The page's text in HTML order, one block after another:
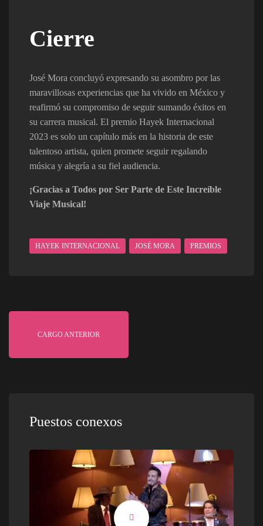
Cierre
José Mora concluyó expresando su asombro por las
maravillosas experiencias que ha vivido en México y
reafirmó su compromiso de seguir sumando éxitos en
su carrera musical. El premio Hayek Internacional
2023 es solo un capítulo más en la historia de este
talentoso artista, quien promete seguir regalando
música y alegría a su fiel audiencia.
¡Gracias a Todos por Ser Parte de Este Increíble
Viaje Musical!
HAYEK INTERNACIONAL JOSÉ MORA PREMIOS
CARGO ANTERIOR
Puestos conexos